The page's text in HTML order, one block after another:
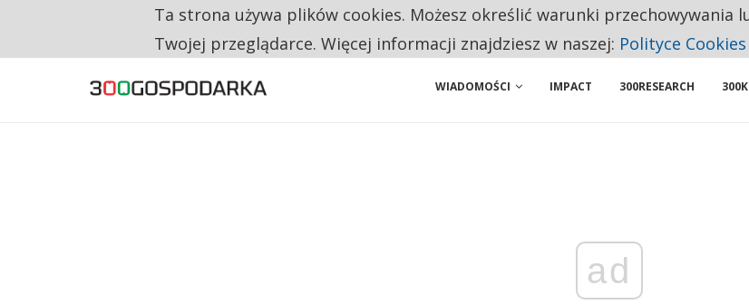
RESTRYKCJE CHIN UDERZAJĄ W EUROPEJSKI PRZEMYSŁ. NA LIŚCIE SĄ DWA PODMIOTY Z POLSKI
WIADOMOŚCI IMPACT 300RESEARCH
ad
Ta strona używa plików cookies. Możesz określić warunki przechowywania
Twojej przeglądarce. Więcej informacji znajdziesz w naszej: Polityce Cookies